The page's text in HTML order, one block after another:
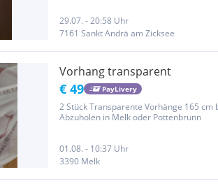
29.07. - 20:58 Uhr
7161 Sankt Andrä am Zicksee
Vorhang transparent
€ 49 PayLivery
2 Stück Transparente Vorhänge 165 cm
Abzuholen in Melk oder Pottenbrunn
01.08. - 10:37 Uhr
3390 Melk